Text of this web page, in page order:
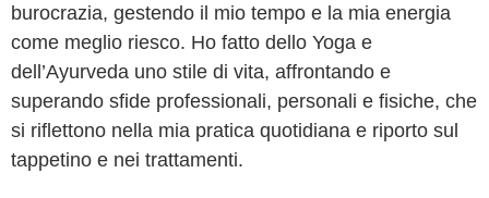
burocrazia, gestendo il mio tempo e la mia energia
come meglio riesco. Ho fatto dello Yoga e
dell’Ayurveda uno stile di vita, affrontando e
superando sfide professionali, personali e fisiche, che
si riflettono nella mia pratica quotidiana e riporto sul
tappetino e nei trattamenti.